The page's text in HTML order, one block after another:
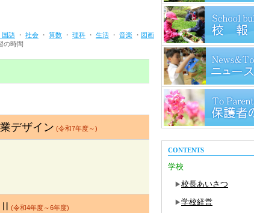
国語 ・ 社会 ・ 算数 ・ 理科 ・ 生活 ・ 音楽 ・ 図画
の時間
デザイン (令和7年度～)
(令和4年度～6年度)
CONTENTS
学校
▶校長あいさつ
▶学校経営